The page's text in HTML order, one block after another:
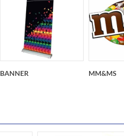
BANNER MM&MS